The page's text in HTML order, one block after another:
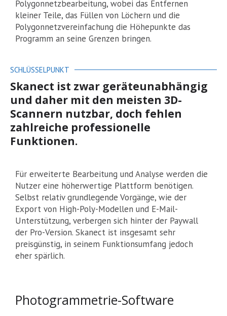
Polygonnetzbearbeitung, wobei das Entfernen
kleiner Teile, das Füllen von Löchern und die
Polygonnetzvereinfachung die Höhepunkte das
Programm an seine Grenzen bringen.
SCHLÜSSELPUNKT
Skanect ist zwar geräteunabhängig
und daher mit den meisten 3D-
Scannern nutzbar, doch fehlen
zahlreiche professionelle
Funktionen.
Für erweiterte Bearbeitung und Analyse werden die
Nutzer eine höherwertige Plattform benötigen.
Selbst relativ grundlegende Vorgänge, wie der
Export von High-Poly-Modellen und E-Mail-
Unterstützung, verbergen sich hinter der Paywall
der Pro-Version. Skanect ist insgesamt sehr
preisgünstig, in seinem Funktionsumfang jedoch
eher spärlich.
Photogrammetrie-Software